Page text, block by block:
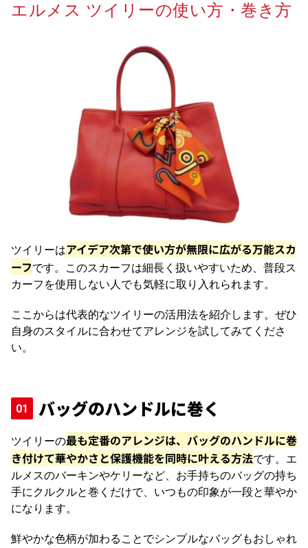
エルメス ツイリーの使い方・巻き方
ツイリーはアイデア次第で使い方が無限に広がる万能スカ
ーフです。このスカーフは細長く扱いやすいため、普段ス
カーフを使用しない人でも気軽に取り入れられます。
ここからは代表的なツイリーの活用法を紹介します。ぜひ
自身のスタイルに合わせてアレンジを試してみてくださ
い。
バッグのハンドルに巻く
ツイリーの最も定番のアレンジは、バッグのハンドルに巻
き付けて華やかさと保護機能を同時に叶える方法です。 エ
ルメスのバーキンやケリーなど、お手持ちのバッグの持ち
手にクルクルと巻くだけで、いつもの印象が一段と華やか
になります。
鮮やかな色柄が加わることでシンプルなバッグもおしゃれ